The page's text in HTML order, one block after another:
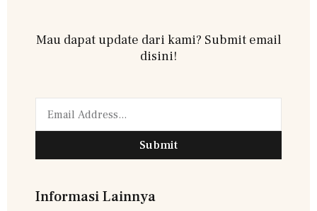
Mau dapat update dari kami? Submit email
disini!
Submit
Informasi Lainnya